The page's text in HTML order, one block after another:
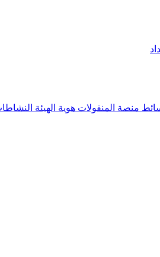
منصة المنقولات هوية الهيئة